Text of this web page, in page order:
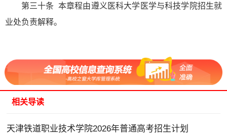
第三十条 本章程由遵义医科大学医学与科技学院招生就
业处负责解释。
相关导读
天津铁道职业技术学院2026年普通高考招生计划